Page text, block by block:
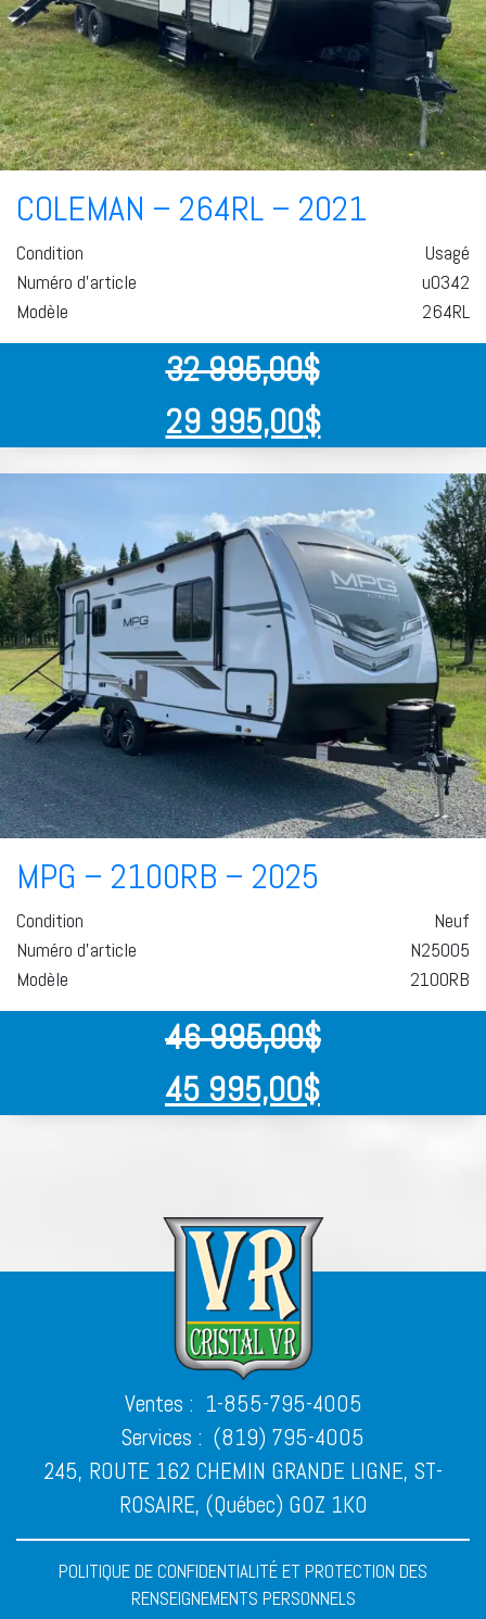
COLEMAN – 264RL – 2021
Condition
Usagé
Numéro d'article
u0342
Modèle
264RL
32 995,00$
29 995,00$
MPG – 2100RB – 2025
Condition
Neuf
Numéro d'article
N25005
Modèle
2100RB
46 995,00$
45 995,00$
Ventes : 1-855-795-4005
Services : (819) 795-4005
245, ROUTE 162 CHEMIN GRANDE LIGNE, ST-
ROSAIRE, (Québec) G0Z 1K0
POLITIQUE DE CONFIDENTIALITÉ ET PROTECTION DES
RENSEIGNEMENTS PERSONNELS